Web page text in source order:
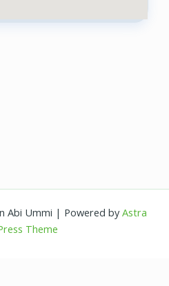
Abi Ummi | Powered byAstra
Theme